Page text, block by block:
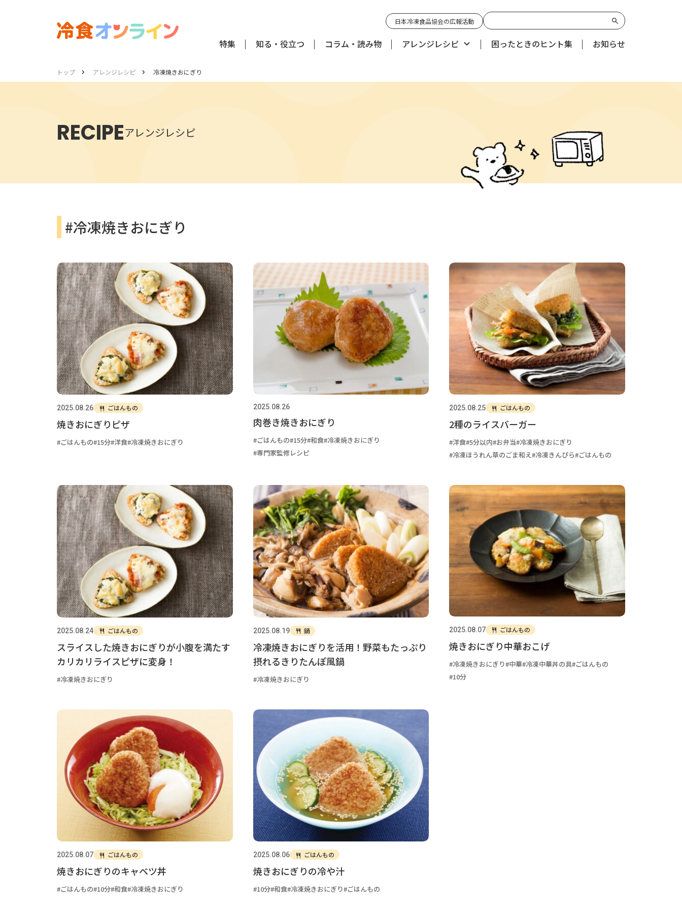
日本冷凍食品協会の広報活動
特集 知る・役立つ コラム・読み物 アレンジレシピ 困ったときのヒント集 お知らせ
トップ アレンジレシピ 冷凍焼きおにぎり
RECIPEアレンジレシピ
#冷凍焼きおにぎり
2025.08.26 ごはんもの
焼きおにぎりピザ
ごはんもの 15分 洋食 冷凍焼きおにぎり
2025.08.26
肉巻き焼きおにぎり
ごはんもの 15分 和食 冷凍焼きおにぎり
専門家監修レシピ
2025.08.25 ごはんもの
2種のライスバーガー
洋食 5分以内 お弁当 冷凍焼きおにぎり
冷凍ほうれん草のごま和え 冷凍きんぴら ごはんもの
2025.08.24 ごはんもの
スライスした焼きおにぎりが小腹を満たす
カリカリライスピザに変身！
冷凍焼きおにぎり
2025.08.19 鍋
冷凍焼きおにぎりを活用！野菜もたっぷり
摂れるきりたんぽ風鍋
冷凍焼きおにぎり
2025.08.07 ごはんもの
焼きおにぎり中華おこげ
冷凍焼きおにぎり 中華 冷凍中華丼の具 ごはんもの
10分
2025.08.07 ごはんもの
焼きおにぎりのキャベツ丼
ごはんもの 10分 和食 冷凍焼きおにぎり
2025.08.06 ごはんもの
焼きおにぎりの冷や汁
10分 和食 冷凍焼きおにぎり ごはんもの